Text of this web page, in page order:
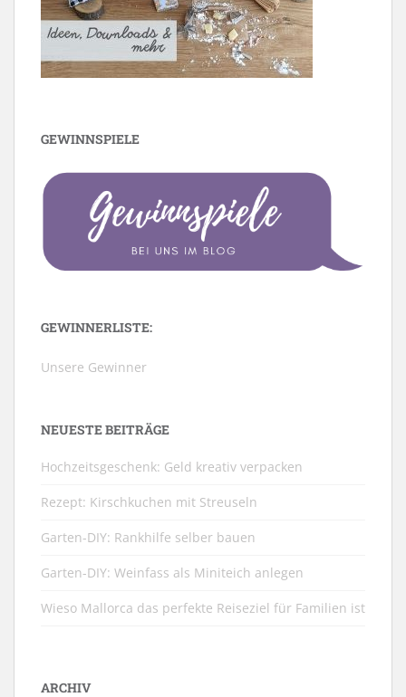
GEWINNSPIELE
GEWINNERLISTE:
Unsere Gewinner
NEUESTE BEITRÄGE
Hochzeitsgeschenk: Geld kreativ verpacken
Rezept: Kirschkuchen mit Streuseln
Garten-DIY: Rankhilfe selber bauen
Garten-DIY: Weinfass als Miniteich anlegen
Wieso Mallorca das perfekte Reiseziel für Familien ist
ARCHIV